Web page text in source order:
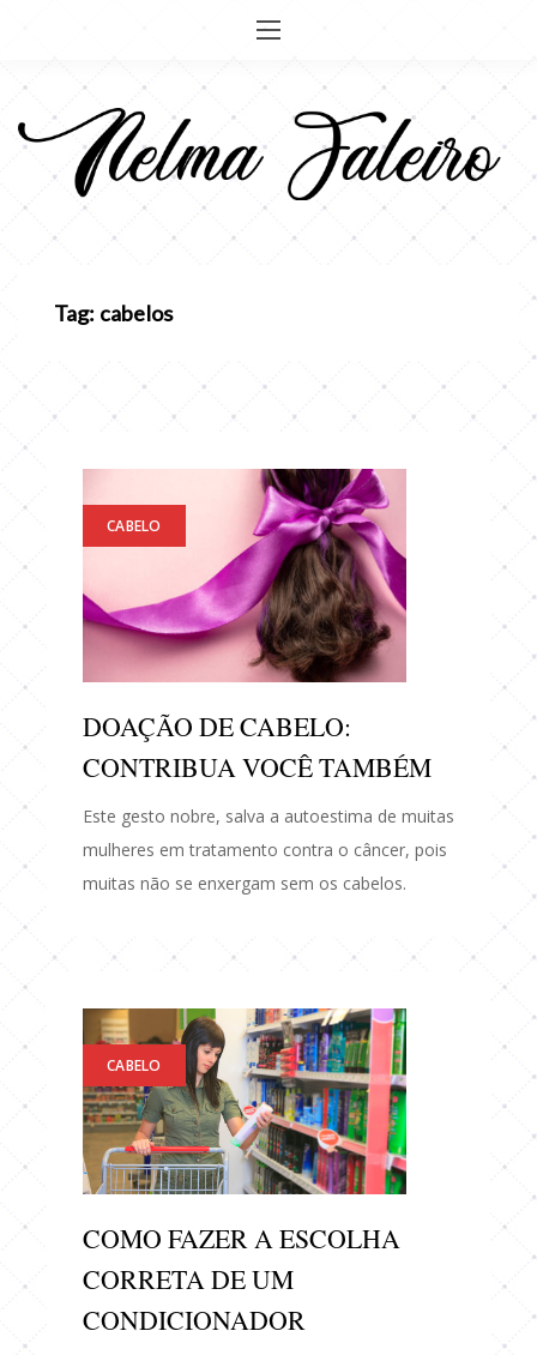
conteúdo
Tag: cabelos
CABELO
DOAÇÃO DE CABELO:
CONTRIBUA VOCÊ TAMBÉM
Este gesto nobre, salva a autoestima de muitas
mulheres em tratamento contra o câncer, pois
muitas não se enxergam sem os cabelos.
CABELO
COMO FAZER A ESCOLHA
CORRETA DE UM
CONDICIONADOR